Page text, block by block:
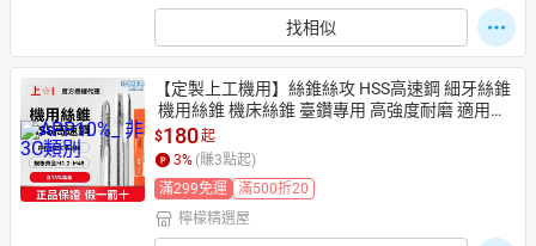
找相似
【定製上工機用】絲錐絲攻 HSS高速鋼 細牙絲錐
機用絲錐 機床絲錐 臺鑽專用 高強度耐磨 適用於
不鏽鋼/鑄鐵
$180起
3% (賺3點起)
滿299免運
滿500折20
檸檬精選屋